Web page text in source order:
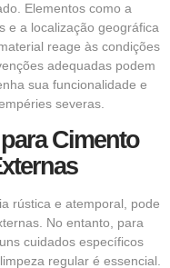
Elementos como a
e a localização geográfica
reage às condições
adequadas podem
sua funcionalidade e
severas.
Cimento
rústica e atemporal, pode
No entanto, para
cuidados específicos
regular é essencial.